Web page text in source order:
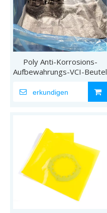
Poly Anti-Korrosions-
Aufbewahrungs-VCI-Beutel
erkundigen